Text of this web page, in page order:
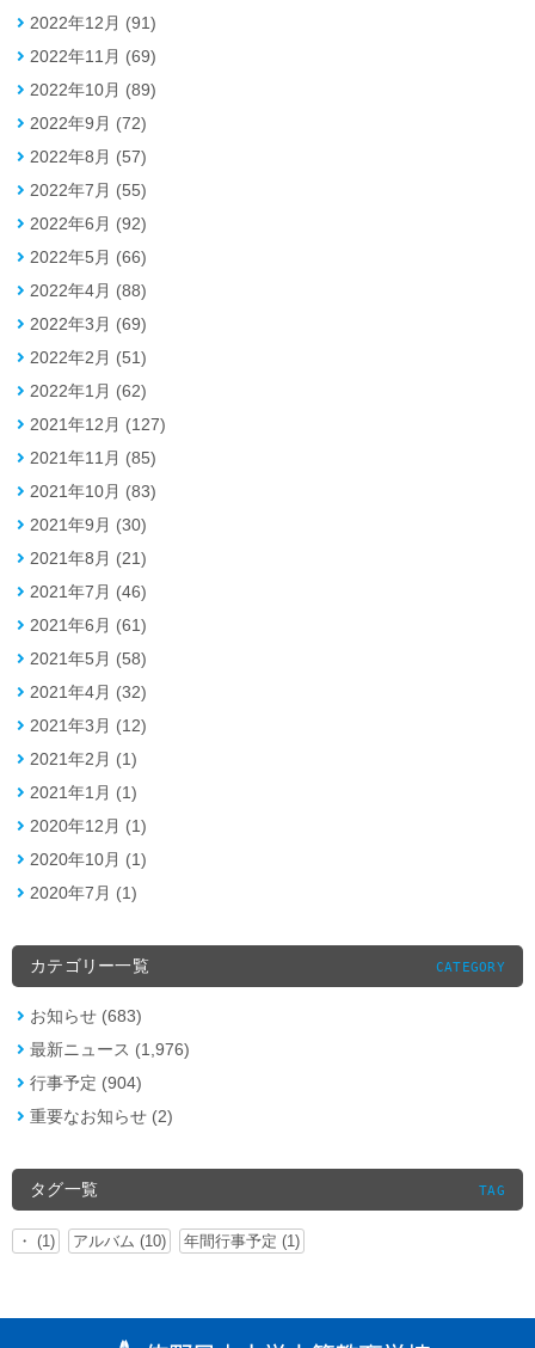
2022年12月 (91)
2022年11月 (69)
2022年10月 (89)
2022年9月 (72)
2022年8月 (57)
2022年7月 (55)
2022年6月 (92)
2022年5月 (66)
2022年4月 (88)
2022年3月 (69)
2022年2月 (51)
2022年1月 (62)
2021年12月 (127)
2021年11月 (85)
2021年10月 (83)
2021年9月 (30)
2021年8月 (21)
2021年7月 (46)
2021年6月 (61)
2021年5月 (58)
2021年4月 (32)
2021年3月 (12)
2021年2月 (1)
2021年1月 (1)
2020年12月 (1)
2020年10月 (1)
2020年7月 (1)
カテゴリー一覧 CATEGORY
お知らせ (683)
最新ニュース (1,976)
行事予定 (904)
重要なお知らせ (2)
タグ一覧 TAG
・ (1) アルバム (10) 年間行事予定 (1)